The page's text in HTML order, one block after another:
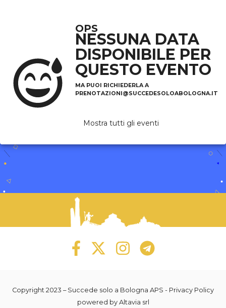
OPS
NESSUNA DATA
DISPONIBILE PER
QUESTO EVENTO
MA PUOI RICHIEDERLA A
PRENOTAZIONI@SUCCEDESOLOABOLOGNA.IT
Mostra tutti gli eventi
Copyright 2023 – Succede solo a Bologna APS - Privacy Policy
powered by Altavia srl